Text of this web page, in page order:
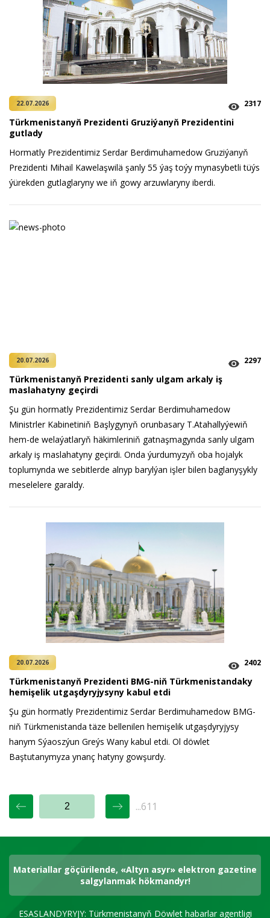
22.07.2026 2317
Türkmenistanyň Prezidenti Gruziýanyň Prezidentini
gutlady
Hormatly Prezidentimiz Serdar Berdimuhamedow Gruziýanyň
Prezidenti Mihail Kawelaşwilä şanly 55 ýaş toýy mynasybetli tüýs
ýürekden gutlaglaryny we iň gowy arzuwlaryny iberdi.
20.07.2026 2297
Türkmenistanyň Prezidenti sanly ulgam arkaly iş
maslahatyny geçirdi
Şu gün hormatly Prezidentimiz Serdar Berdimuhamedow
Ministrler Kabinetiniň Başlygynyň orunbasary T.Atahallyýewiň
hem-de welaýatlaryň häkimleriniň gatnaşmagynda sanly ulgam
arkaly iş maslahatyny geçirdi. Onda ýurdumyzyň oba hojalyk
toplumynda we sebitlerde alnyp barylýan işler bilen baglanyşykly
meselelere garaldy.
20.07.2026 2402
Türkmenistanyň Prezidenti BMG-niň Türkmenistandaky
hemişelik utgaşdyryjysyny kabul etdi
Şu gün hormatly Prezidentimiz Serdar Berdimuhamedow BMG-
niň Türkmenistanda täze bellenilen hemişelik utgaşdyryjysy
hanym Sýaoszýun Greýs Wany kabul etdi. Ol döwlet
Baştutanymyza ynanç hatyny gowşurdy.
...611
Materiallar göçürilende, «Altyn asyr» elektron gazetine
salgylanmak hökmandyr!
ESASLANDYRYJY: Türkmenistanyň Döwlet habarlar agentligi